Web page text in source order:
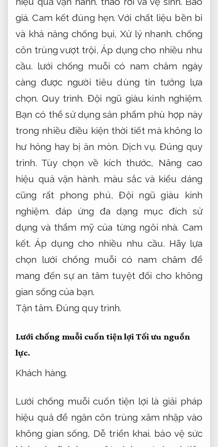
Xử lý nhanh.
đáp ứng đa dạng nhu cầu cụ
thể và thẩm mỹ của từng ngôi nhà.
Dễ triển khai.
Hãy hướng lựa chọn lưới
chống muỗi cuốn tiện lợi để mang đến sự
an tâm tuyệt đối cho không gian sống của
bạn.
Nhanh chóng. Nâng cao hiệu quả vận hành.
Lưới chống muỗi dán keo
Theo yêu cầu.
Lưới chống muỗi dán keo là giải pháp cho
hiệu quả ổn định để ngăn côn trùng xâm
nhập vào không gian sống, Xử lý nhanh.
bảo vệ sức khỏe gia đình bạn một cách hạn
chế rủi ro và tiện lợi.Kế hoạch. Dễ triển
khai. Dòng sản phẩm được thiết kế phù
hợp với nhiều loại cửa và không gian khác
dàng lắp đặt,Dễ triển khai.tháo rời và vệ
sinh.
Với chất liệu bền bỉ và khả năng chống bụi,
trùng vượt trội, Áp dụng cho nhiều nhu
cầu.lưới chống muỗi dán keo ngày càng
được người tiêu dùng tin tưởng hướng lựa